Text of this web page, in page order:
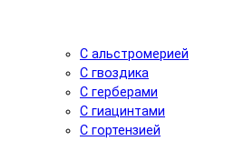
С альстромерией
С гвоздика
С герберами
С гиацинтами
С гортензией